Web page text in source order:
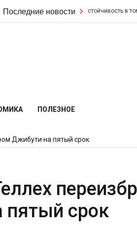
Последние новости
свою настойчивость в том, что
ПОЛЕЗНОЕ
Джибути на пятый срок
срок